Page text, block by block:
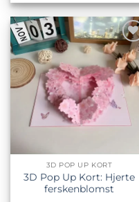
Tilføj til
ønskeliste
3D POP UP KORT
3D Pop Up Kort: Hjerte
ferskenblomst